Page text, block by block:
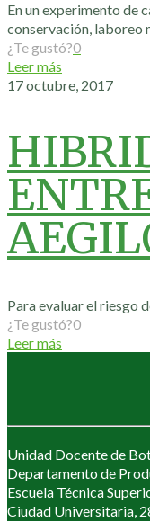
En un experimento de
conservación, laboreo
¿Te gustó?0
Leer más
17 octubre, 2017
Para evaluar el riesgo
¿Te gustó?0
Leer más
Unidad Docente de
Departamento de
Escuela Técnica
Ciudad Universitaria,